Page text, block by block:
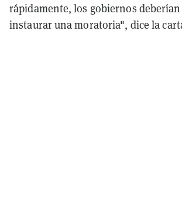
rápidamente, los gobiernos
instaurar una moratoria", dice la